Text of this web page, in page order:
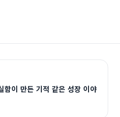
함이 만든 기적 같은 성장 이야